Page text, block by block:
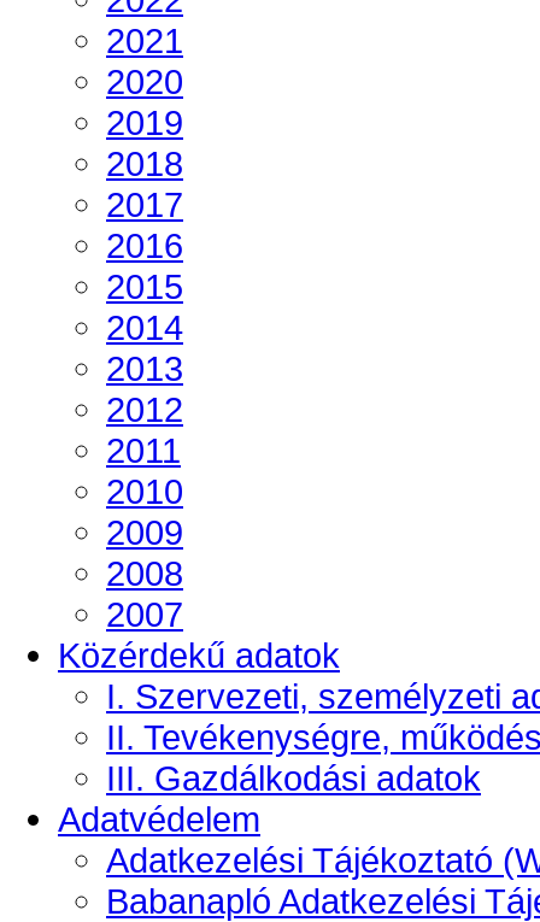
2021
2020
2019
2018
2017
2016
2015
2014
2013
2012
2011
2010
2009
2008
2007
Közérdekű adatok
I. Szervezeti, személyzeti
II. Tevékenységre,
III. Gazdálkodási adatok
Adatvédelem
Adatkezelési Tájékoztató
Babanapló Adatkezelési